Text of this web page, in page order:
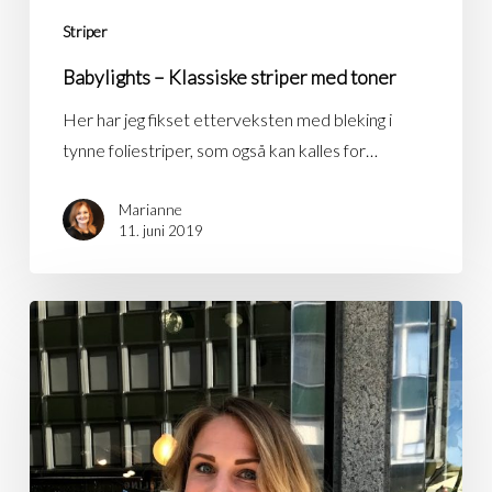
Striper
Babylights – Klassiske striper med toner
Her har jeg fikset etterveksten med bleking i
tynne foliestriper, som også kan kalles for…
Marianne
11. juni 2019
Balayage
Naturlig
resultat